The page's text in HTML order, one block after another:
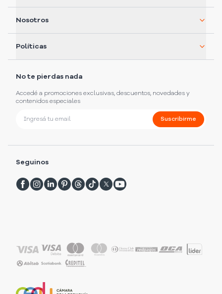
Nosotros
Políticas
No te pierdas nada
Accedé a promociones exclusivas, descuentos, novedades y
contenidos especiales
Suscribirme
Seguinos